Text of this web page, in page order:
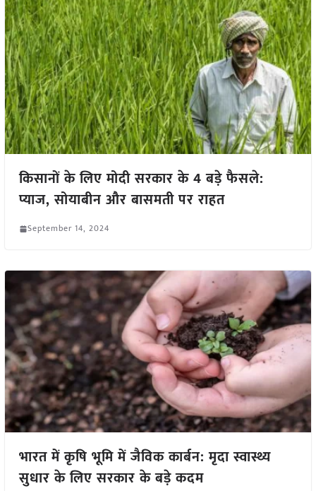
किसानों के लिए मोदी सरकार के 4 बड़े फैसले:
प्याज, सोयाबीन और बासमती पर राहत
September 14, 2024
भारत में कृषि भूमि में जैविक कार्बन: मृदा स्वास्थ्य
सुधार के लिए सरकार के बड़े कदम